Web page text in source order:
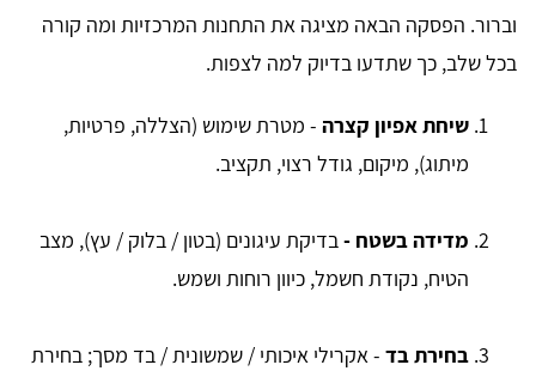
וברור. הפסקה הבאה מציגה את התחנות המרכזיות ומה קורה
בכל שלב, כך שתדעו בדיוק למה לצפות.
שיחת אפיון קצרה - מטרת שימוש (הצללה, פרטיות,
מיתוג), מיקום, גודל רצוי, תקציב.
מדידה בשטח -בדיקת עיגונים (בטון / בלוק / עץ), מצב
הטיח, נקודת חשמל, כיוון רוחות ושמש.
בחירת בד - אקרילי איכותי / שמשונית / בד מסך; בחירת